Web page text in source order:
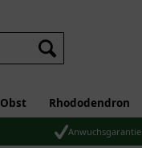
Obst Rhododendron
Anwuchsgarantie